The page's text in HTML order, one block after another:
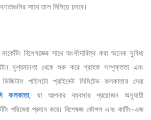
সাথে তাল মিলিয়ে চলবে।
বিশেষজ্ঞের সাথে অংশীদারিত্ব করা অনেক সুবিধা
দৃশ্যমানতা থেকে শুরু করে গ্রাহক সম্পৃক্ততা এবং
পাইলটো প্রাইভেট লিমিটেড কলকাতার সেরা
কলকাতা, যা আপনার ব্যবসার প্রয়োজন অনুযায়ী
পরিষেবা প্রদান করে। বিশেষজ্ঞ কৌশল এবং কাটিং-এজ